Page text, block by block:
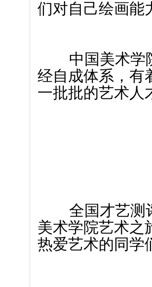
们对自己绘画能
中国美术学院
经自成体系，有
一批批的艺术人
全国才艺测评
美术学院艺术之
热爱艺术的同学